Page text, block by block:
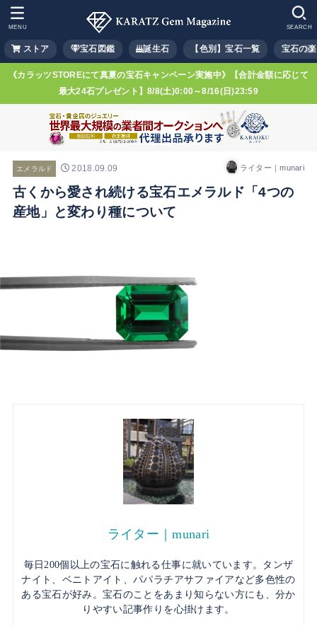
ストア 宝石図鑑 誕生石 【色別】宝石一覧 宝石の
SEARCH
MENU
《カラッツSTOREにて真夏の宝石キャンペーン実施中》【合計金額に応じて
最大24石プレゼント】8/8(土)0:00～8/16(日)23:59
エメラルド 2018.09.09 ライター｜munari
古くから愛され続ける宝石エメラルド「4つの
産地」と変わり種について
ライター｜munari
毎日200個以上の宝石に触れる仕事に就いています。タンザ
ナイト、ベニトアイト、パパラチアサファイアなど多色性の
ある宝石が好み。宝石のことをあまり知らない方にも、分か
りやすい記事作りを心掛けます。